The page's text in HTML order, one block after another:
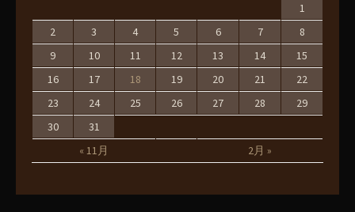
« 11月 2月 »
1
2
3 4 5 6 7
8
9
10 11 12 13 14
15
16
17 18 19 20 21
22
23
24 25 26 27 28
29
30
31